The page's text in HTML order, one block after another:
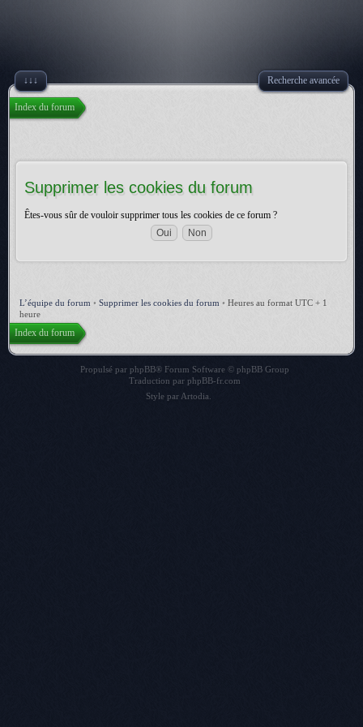
↓↓↓ Recherche avancée
Index du forum
Supprimer les cookies du forum
Êtes-vous sûr de vouloir supprimer tous les cookies de ce forum ?
L’équipe du forum • Supprimer les cookies du forum • Heures au format UTC + 1
heure
Index du forum
Propulsé par phpBB® Forum Software © phpBB Group
Traduction par phpBB-fr.com
Style par Artodia